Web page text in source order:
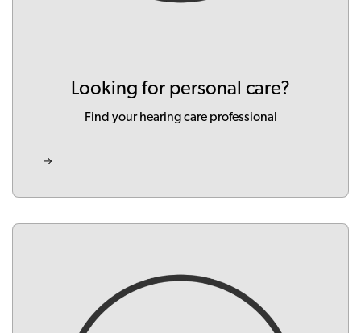
Looking for personal care?
Find your hearing care professional